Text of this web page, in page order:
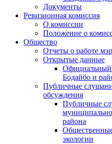
Документы
Ревизионная комиссия
О комиссии
Положение о
Общество
Отчеты о работе
Открытые данные
Бодайбо и
Публичные
обсуждения
Публичные
района
экологии